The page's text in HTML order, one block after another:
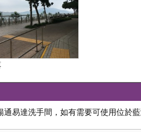
通易達洗手間，如有需要可使用位於